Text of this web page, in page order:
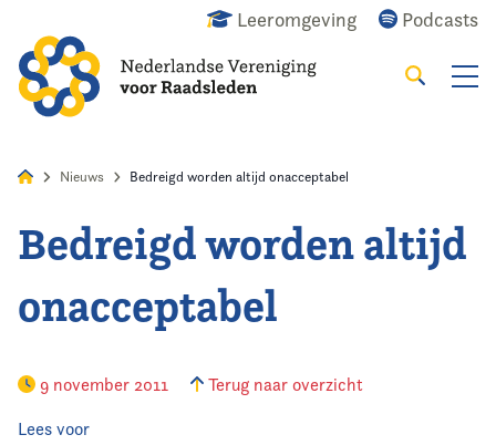
Leeromgeving Podcasts
Zoeken
Home
Agenda
Opleiding & Ontwikkeling
Nieuws Bedreigd worden altijd onacceptabel
Bedreigd worden altijd
onacceptabel
9 november 2011 Terug naar overzicht
Lees voor